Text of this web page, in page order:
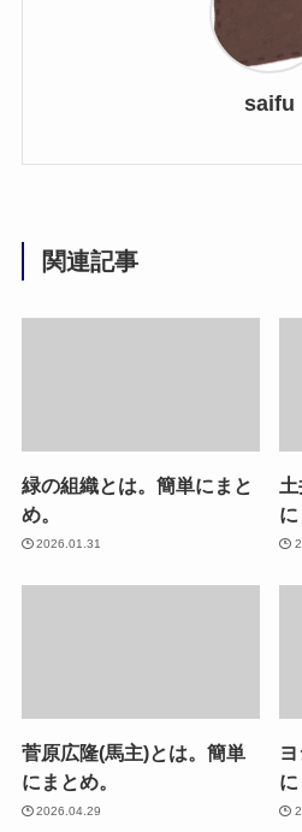
saifu
関連記事
緑の組織とは。簡単にまと
め。
2026.01.31
に
菅原広隆(馬主)とは。簡単
にまとめ。
2026.04.29
に